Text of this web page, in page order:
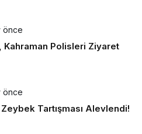
önce
Kahraman Polisleri Ziyaret
önce
Zeybek Tartışması Alevlendi!